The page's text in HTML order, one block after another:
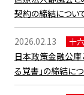
契約の締結につい
2026.02.13 十
日本政策金融公庫
る覚書」の締結に